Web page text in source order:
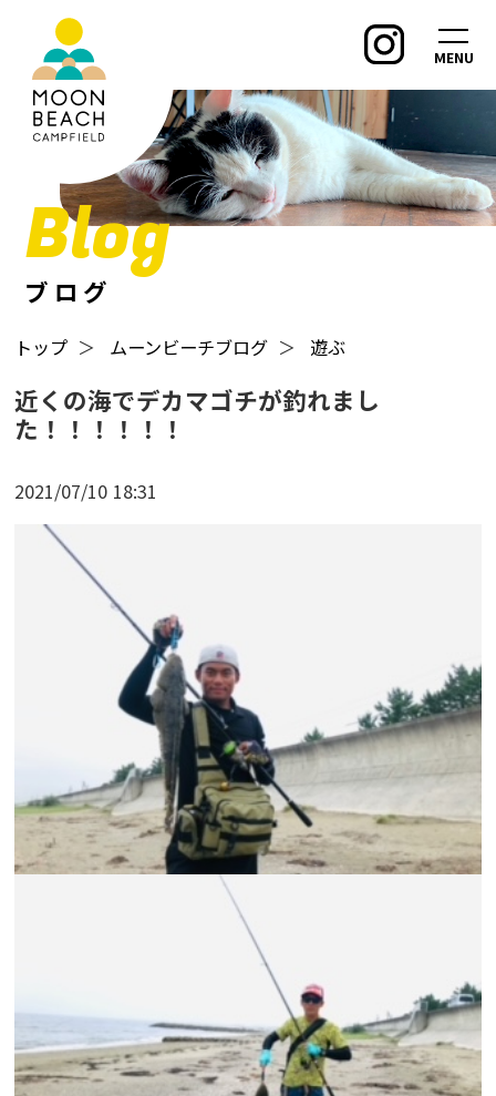
MENU
Blog
ブログ
トップ ＞ ムーンビーチブログ ＞ 遊ぶ
近くの海でデカマゴチが釣れまし
た！！！！！！
2021/07/10 18:31